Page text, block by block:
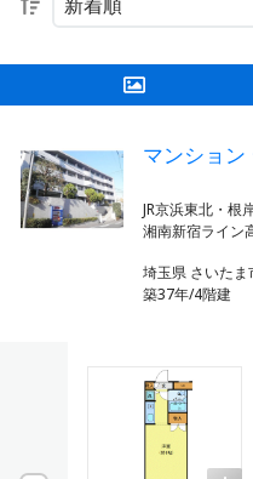
マンション
JR京浜東北・根
埼玉県 さいたま
築37年/4階建